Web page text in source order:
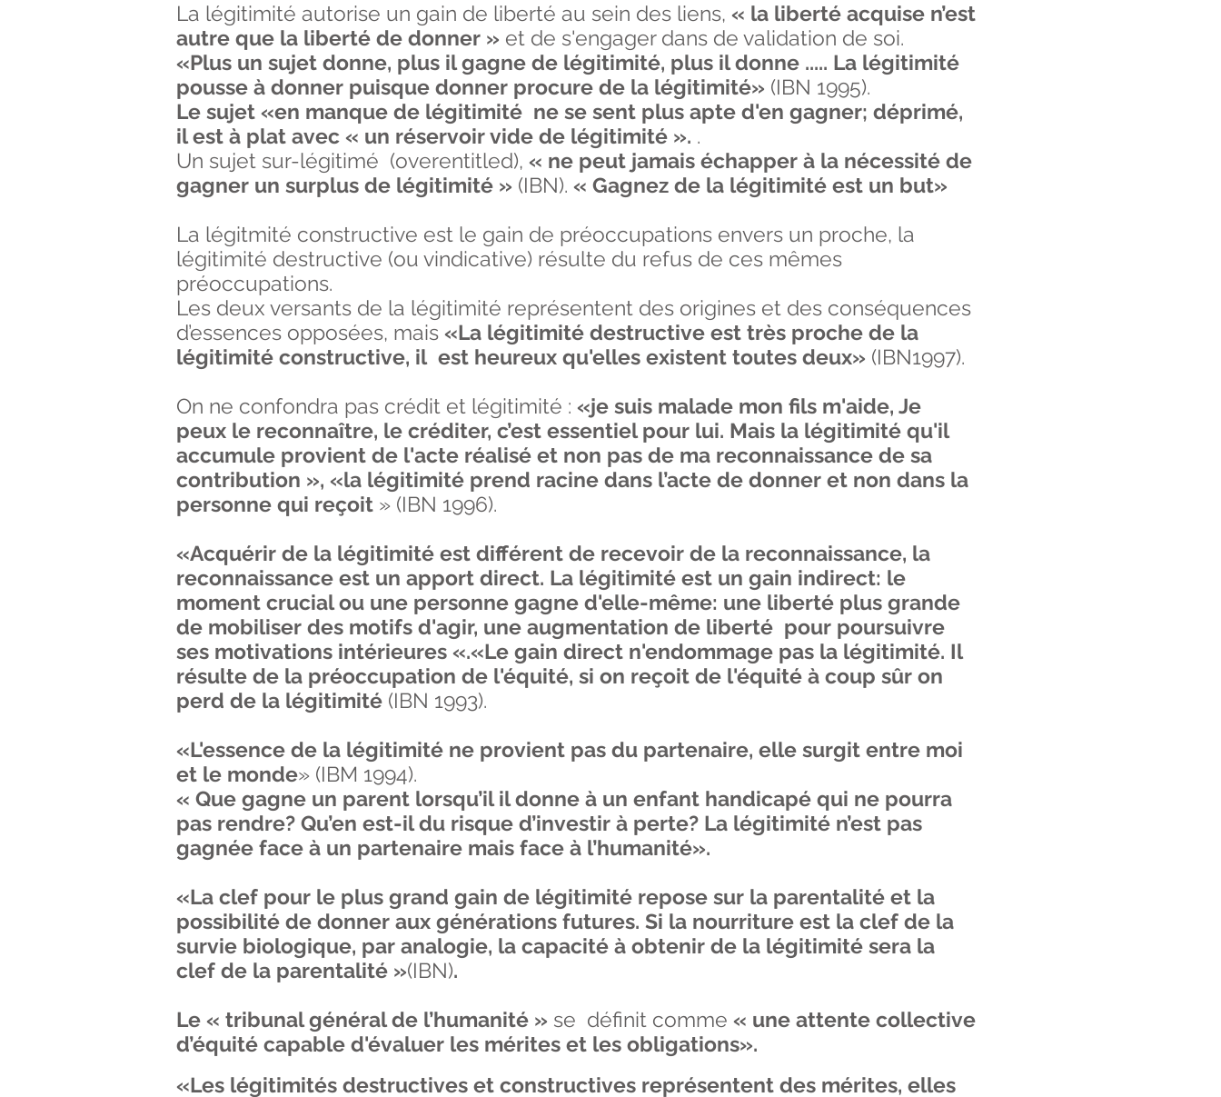
La légitimité autorise un gain de liberté au sein des liens, « la liberté acquise n’est
autre que la liberté de donner » et de s'engager dans de validation de soi.
«Plus un sujet donne, plus il gagne de légitimité, plus il donne ..... La légitimité
pousse à donner puisque donner procure de la légitimité» (IBN 1995).
Le sujet «en manque de légitimité ne se sent plus apte d'en gagner; déprimé,
il est à plat avec « un réservoir vide de légitimité ». .
​Un sujet sur-légitimé (overentitled), « ne peut jamais échapper à la nécessité de
gagner un surplus de légitimité » (IBN). « Gagnez de la légitimité est un but»
La légitmité constructive est le gain de préoccupations envers un proche, la
légitimité destructive (ou vindicative) résulte du refus de ces mêmes
préoccupations.
Les deux versants de la légitimité représentent des origines et des conséquences
d’essences opposées, mais «La légitimité destructive est très proche de la
légitimité constructive, il est heureux qu'elles existent toutes deux» (IBN1997).
On ne confondra pas crédit et légitimité : «je suis malade mon fils m'aide, Je
peux le reconnaître, le créditer, c’est essentiel pour lui. Mais la légitimité qu'il
accumule provient de l'acte réalisé et non pas de ma reconnaissance de sa
contribution », «la légitimité prend racine dans l’acte de donner et non dans la
personne qui reçoit » (IBN 1996).
«Acquérir de la légitimité est différent de recevoir de la reconnaissance, la
reconnaissance est un apport direct. La légitimité est un gain indirect: le
moment crucial ou une personne gagne d'elle-même: une liberté plus grande
de mobiliser des motifs d'agir, une augmentation de liberté pour poursuivre
ses motivations intérieures «.«Le gain direct n'endommage pas la légitimité. Il
résulte de la préoccupation de l'équité, si on reçoit de l'équité à coup sûr on
perd de la légitimité (IBN 1993).
«L'essence de la légitimité ne provient pas du partenaire, elle surgit entre moi
et le monde» (IBM 1994).
« Que gagne un parent lorsqu’il il donne à un enfant handicapé qui ne pourra
pas rendre? Qu’en est-il du risque d’investir à perte? La légitimité n’est pas
gagnée face à un partenaire mais face à l’humanité».
«La clef pour le plus grand gain de légitimité repose sur la parentalité et la
possibilité de donner aux générations futures. Si la nourriture est la clef de la
survie biologique, par analogie, la capacité à obtenir de la légitimité sera la
clef de la parentalité »(IBN).
Le « tribunal général de l’humanité » se définit comme « une attente collective
d’équité capable d'évaluer les mérites et les obligations».
«Les légitimités destructives et constructives représentent des mérites, elles